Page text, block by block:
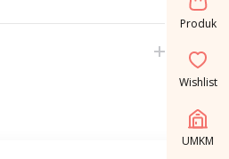
Produk
Wishlist
UMKM